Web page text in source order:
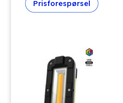
Prisforespørsel